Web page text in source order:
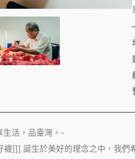
生活，品臺灣。-
]]] 誕生於美好的理念之中，我